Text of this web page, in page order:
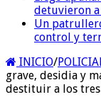
detuvieron
Un
control y
INICIO/
grave, desidia y
destituir a los